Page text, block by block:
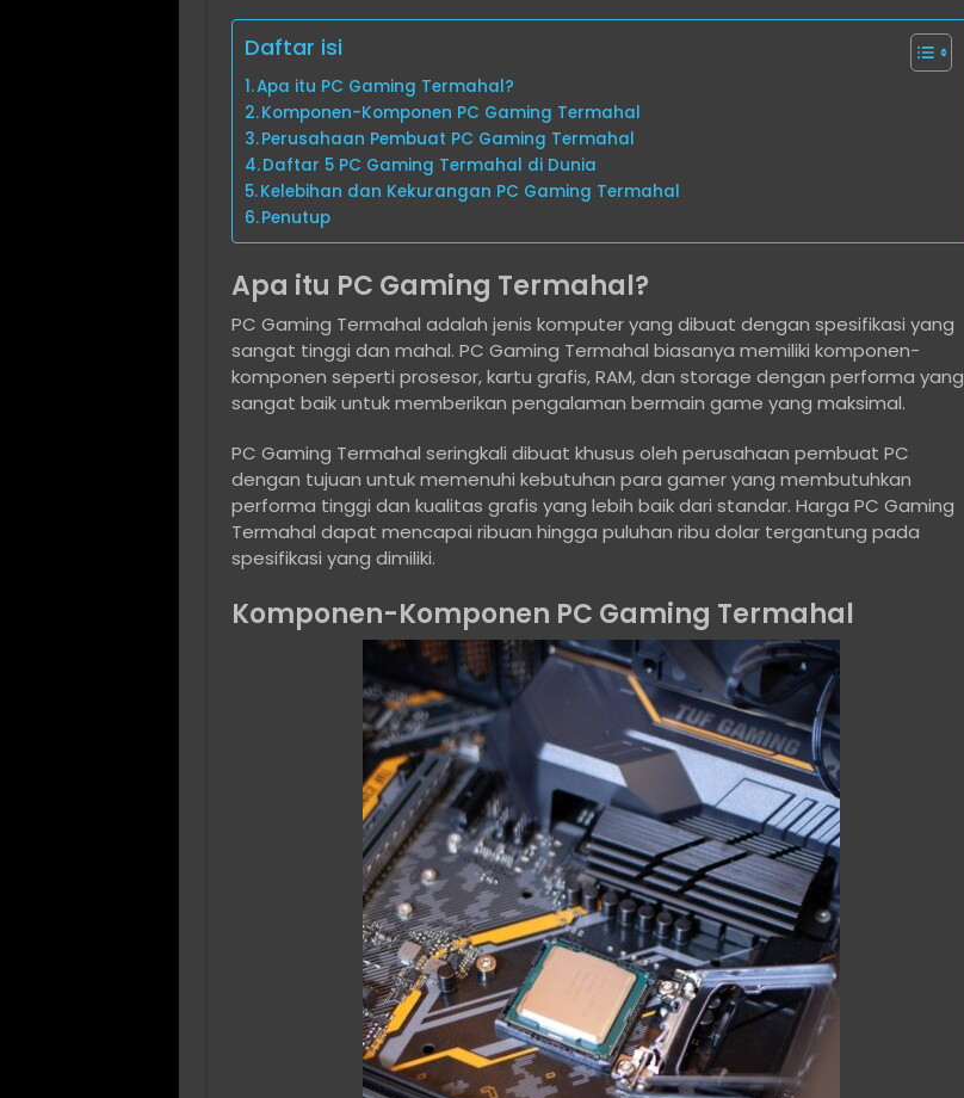
Daftar isi
Apa itu PC Gaming Termahal?
Komponen-Komponen PC Gaming Termahal
Perusahaan Pembuat PC Gaming Termahal
Daftar 5 PC Gaming Termahal di Dunia
Kelebihan dan Kekurangan PC Gaming Termahal
Penutup
Apa itu PC Gaming Termahal?
PC Gaming Termahal adalah jenis komputer yang dibuat dengan spesifikasi yang
sangat tinggi dan mahal. PC Gaming Termahal biasanya memiliki komponen-
komponen seperti prosesor, kartu grafis, RAM, dan storage dengan performa yang
sangat baik untuk memberikan pengalaman bermain game yang maksimal.
PC Gaming Termahal seringkali dibuat khusus oleh perusahaan pembuat PC
dengan tujuan untuk memenuhi kebutuhan para gamer yang membutuhkan
performa tinggi dan kualitas grafis yang lebih baik dari standar. Harga PC Gaming
Termahal dapat mencapai ribuan hingga puluhan ribu dolar tergantung pada
spesifikasi yang dimiliki.
Komponen-Komponen PC Gaming Termahal